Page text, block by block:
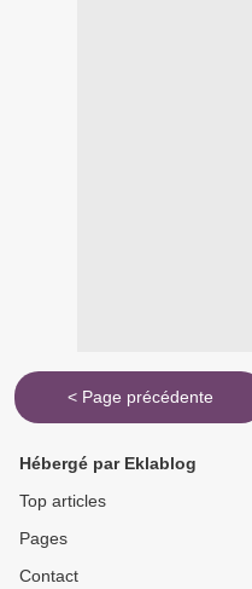
< Page précédente
Hébergé par Eklablog
Top articles
Pages
Contact